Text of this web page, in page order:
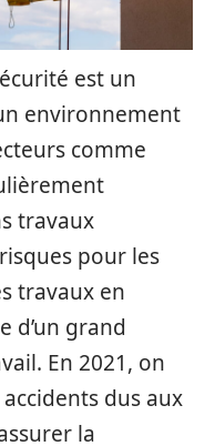
est un
environnement
comme
travaux
pour les
travaux en
d’un grand
En 2021, on
dus aux
la